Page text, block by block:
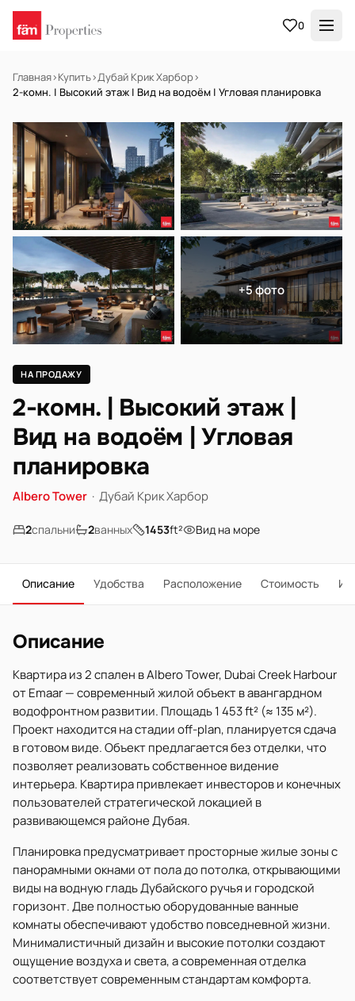
0
Главная›Купить›Дубай Крик Харбор›
2-комн. | Высокий этаж | Вид на водоём | Угловая планировка
НА ПРОДАЖУ Off-plan
+5 фото
НА ПРОДАЖУ
2-комн. | Высокий этаж |
Вид на водоём | Угловая
планировка
Albero Tower · Дубай Крик Харбор
2спальни 2ванных 1453ft² Вид на море
Описание Удобства Расположение Стоимость
Описание
Квартира из 2 спален в Albero Tower, Dubai Creek Harbour
от Emaar — современный жилой объект в авангардном
водофронтном развитии. Площадь 1 453 ft² (≈ 135 м²).
Проект находится на стадии off-plan, планируется сдача
в готовом виде. Объект предлагается без отделки, что
позволяет реализовать собственное видение
интерьера. Квартира привлекает инвесторов и конечных
пользователей стратегической локацией в
развивающемся районе Дубая.
Планировка предусматривает просторные жилые зоны с
панорамными окнами от пола до потолка, открывающими
виды на водную гладь Дубайского ручья и городской
горизонт. Две полностью оборудованные ванные
комнаты обеспечивают удобство повседневной жизни.
Минималистичный дизайн и высокие потолки создают
ощущение воздуха и света, а современная отделка
соответствует современным стандартам комфорта.